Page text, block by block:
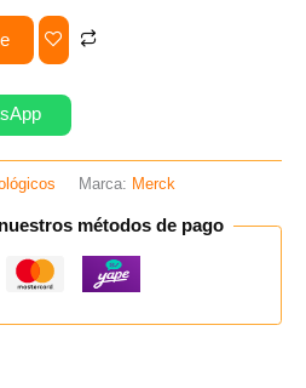
Marca: Merck
métodos de pago